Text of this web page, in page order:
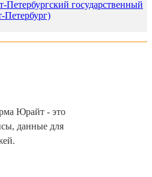
Петербургский государственный
Петербург)
Юрайт - это
данные для